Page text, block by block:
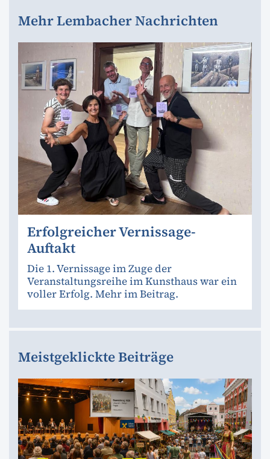
Mehr Lembacher Nachrichten
Erfolgreicher Vernissage-
Auftakt
Die 1. Vernissage im Zuge der
Veranstaltungsreihe im Kunsthaus war ein
voller Erfolg. Mehr im Beitrag.
Meistgeklickte Beiträge